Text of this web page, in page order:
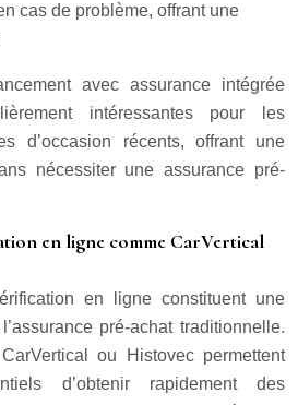
cas de problème, offrant une
avec assurance intégrée
intéressantes pour les
d’occasion récents, offrant une
nécessiter une assurance pré-
en ligne comme CarVertical
en ligne constituent une
pré-achat traditionnelle.
ou Histovec permettent
d’obtenir rapidement des